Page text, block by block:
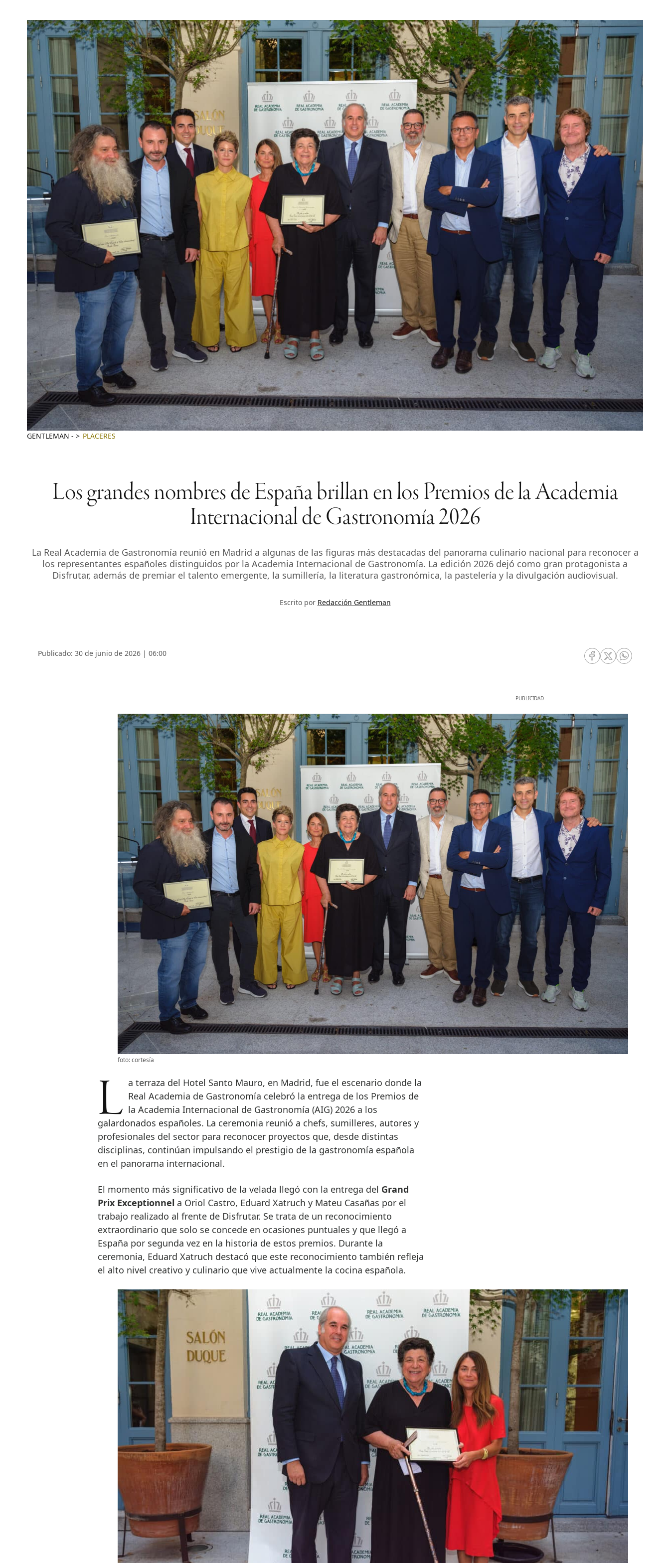
GENTLEMAN - PLACERES
Los grandes nombres de España brillan en los Premios de la Academia
Internacional de Gastronomía 2026
La Real Academia de Gastronomía reunió en Madrid a algunas de las figuras más destacadas del panorama culinario nacional para reconocer a
los representantes españoles distinguidos por la Academia Internacional de Gastronomía. La edición 2026 dejó como gran protagonista a
Disfrutar, además de premiar el talento emergente, la sumillería, la literatura gastronómica, la pastelería y la divulgación audiovisual.
Escrito por Redacción Gentleman
Publicado: 30 de junio de 2026 | 06:00
RRSS Facebook
RRSS Twitter
RRSS
foto: cortesía
La terraza del Hotel Santo Mauro, en Madrid, fue el escenario donde la Real Academia de Gastronomía celebró la entrega de los Premios de
la Academia Internacional de Gastronomía (AIG) 2026 a los
galardonados españoles. La ceremonia reunió a chefs, sumilleres, autores y
profesionales del sector para reconocer proyectos que, desde distintas
disciplinas, continúan impulsando el prestigio de la gastronomía española
en el panorama internacional.
El momento más significativo de la velada llegó con la entrega del Grand
Prix Exceptionnel a Oriol Castro, Eduard Xatruch y Mateu Casañas por el
trabajo realizado al frente de Disfrutar. Se trata de un reconocimiento
extraordinario que solo se concede en ocasiones puntuales y que llegó a
España por segunda vez en la historia de estos premios. Durante la
ceremonia, Eduard Xatruch destacó que este reconocimiento también refleja
el alto nivel creativo y culinario que vive actualmente la cocina española.